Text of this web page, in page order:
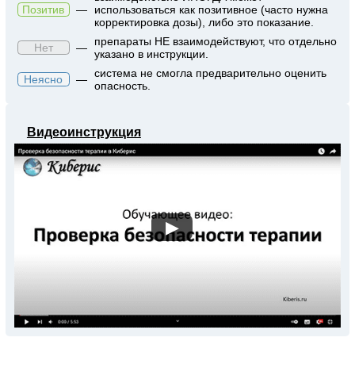
Позитив —
использоваться как позитивное (часто нужна
корректировка дозы), либо это показание.
Нет
—
препараты НЕ взаимодействуют, что отдельно
указано в инструкции.
Неясно
— система не смогла предварительно оценить
опасность.
Видеоинструкция
▶